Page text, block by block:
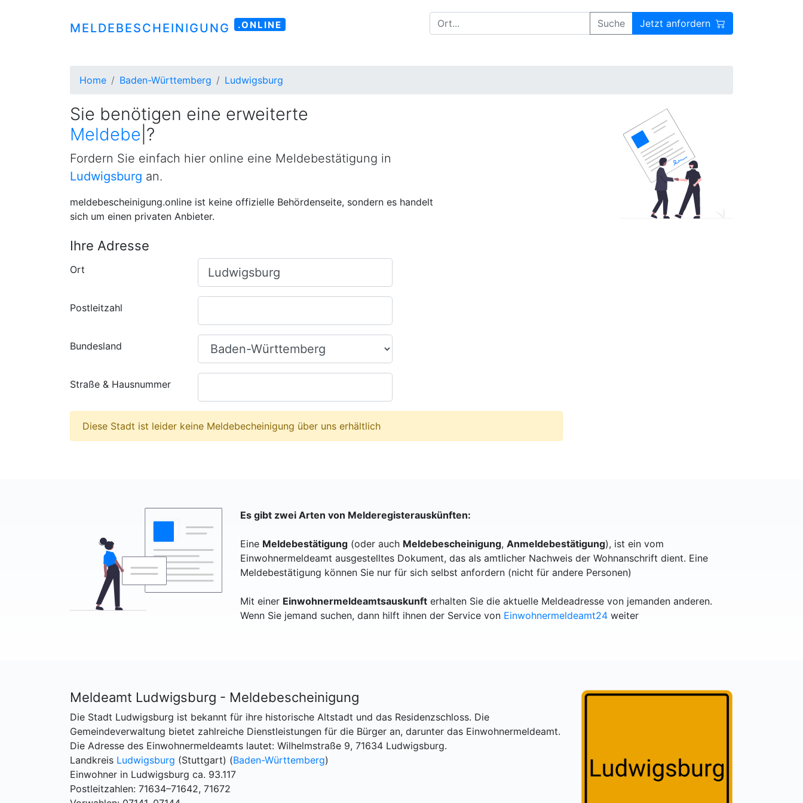
MELDEBESCHEINIGUNG .ONLINE Suche Jetzt anfordern
Home Baden-Württemberg Ludwigsburg
Sie benötigen eine erweiterte
Meldebestätigung
Fordern Sie einfach hier online eine Meldebestätigung in
Ludwigsburg an.
meldebescheinigung.online ist keine offizielle Behördenseite, sondern es handelt
sich um einen privaten Anbieter.
Ihre Adresse
Ort
Postleitzahl
Bundesland
Straße & Hausnummer
Diese Stadt ist leider keine Meldebecheinigung über uns erhältlich
Es gibt zwei Arten von Melderegisterauskünften:
Eine Meldebestätigung (oder auch Meldebescheinigung, Anmeldebestätigung), ist ein vom
Einwohnermeldeamt ausgestelltes Dokument, das als amtlicher Nachweis der Wohnanschrift dient. Eine
Meldebestätigung können Sie nur für sich selbst anfordern (nicht für andere Personen)
Mit einer Einwohnermeldeamtsauskunft erhalten Sie die aktuelle Meldeadresse von jemanden anderen.
Wenn Sie jemand suchen, dann hilft ihnen der Service von Einwohnermeldeamt24 weiter
Meldeamt Ludwigsburg - Meldebescheinigung
Die Stadt Ludwigsburg ist bekannt für ihre historische Altstadt und das Residenzschloss. Die
Gemeindeverwaltung bietet zahlreiche Dienstleistungen für die Bürger an, darunter das Einwohnermeldeamt.
Die Adresse des Einwohnermeldeamts lautet: Wilhelmstraße 9, 71634 Ludwigsburg.
Landkreis Ludwigsburg (Stuttgart) (Baden-Württemberg)
Einwohner in Ludwigsburg ca. 93.117
Postleitzahlen: 71634–71642, 71672